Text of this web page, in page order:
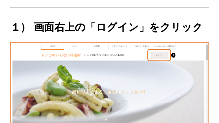
１） 画面右上の「ログイン」をクリック